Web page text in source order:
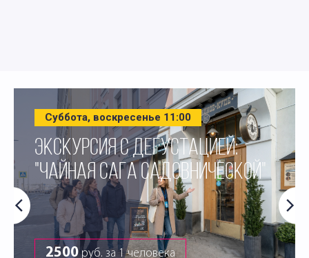
Суббота, воскресенье 11:00
ЭКСКУРСИЯ С ДЕГУСТАЦИЕЙ:
"ЧАЙНАЯ САГА САДОВНИЧЕСКОЙ"
2500руб. за 1 человека